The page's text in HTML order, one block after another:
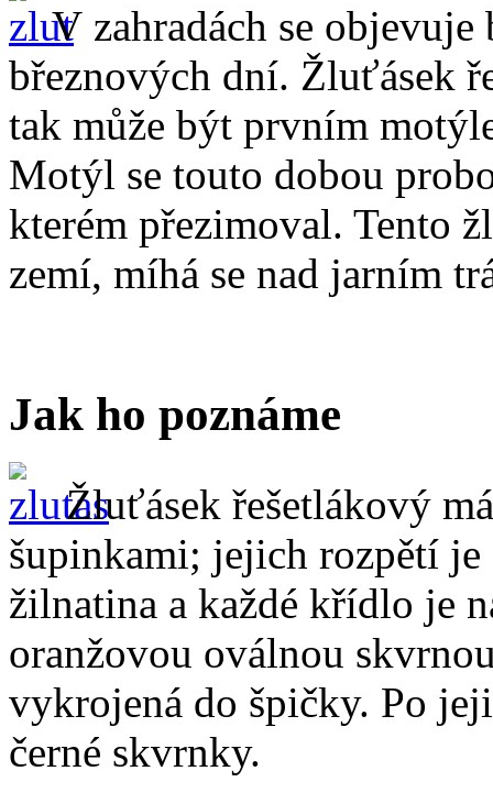
V zahradách se
březnových dní. Žluťásek
tak může být prvním
Motýl se touto dobou
kterém přezimoval. Tento
zemí, míhá se nad jarním
Jak ho poznáme
Žluťásek řešetlákový
šupinkami; jejich rozpětí
žilnatina a každé křídlo je
oranžovou oválnou
vykrojená do špičky. Po
černé skvrnky.